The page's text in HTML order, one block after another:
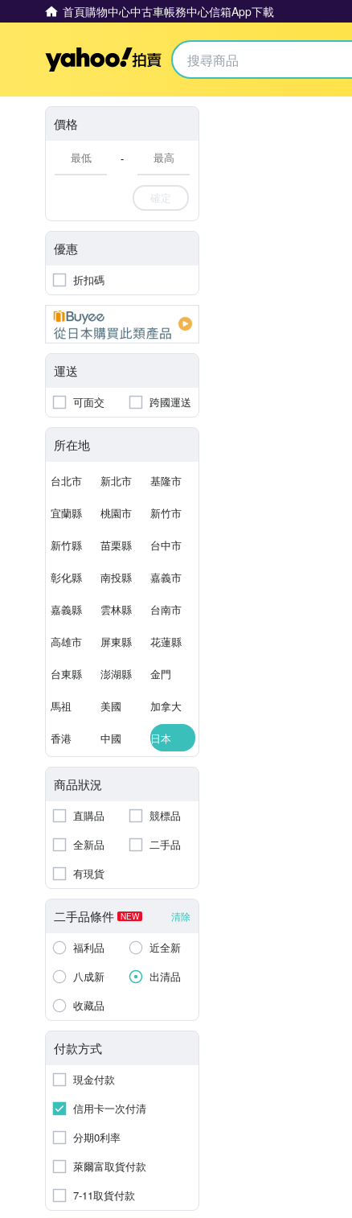
首頁購物中心中古車帳務中心信箱App下載
Yahoo拍賣
價格
-
確定
優惠
折扣碼
運送
可面交 跨國運送
所在地
台北市 新北市 基隆市
宜蘭縣 桃園市 新竹市
新竹縣 苗栗縣 台中市
彰化縣 南投縣 嘉義市
嘉義縣 雲林縣 台南市
高雄市 屏東縣 花蓮縣
台東縣 澎湖縣 金門
馬祖 美國 加拿大
香港 中國 日本
商品狀況
直購品
競標品
全新品
二手品
有現貨
二手品條件 NEW 清除
福利品
近全新
八成新
出清品
收藏品
付款方式
現金付款
信用卡一次付清
分期0利率
萊爾富取貨付款
7-11取貨付款